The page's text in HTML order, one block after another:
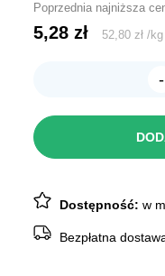
Poprzednia najniższa
5,28zł 52,80zł /kg
-
Dostępność:w
Bezpłatna